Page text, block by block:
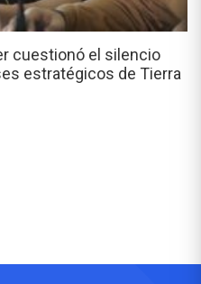
cuestionó el silencio
estratégicos de Tierra